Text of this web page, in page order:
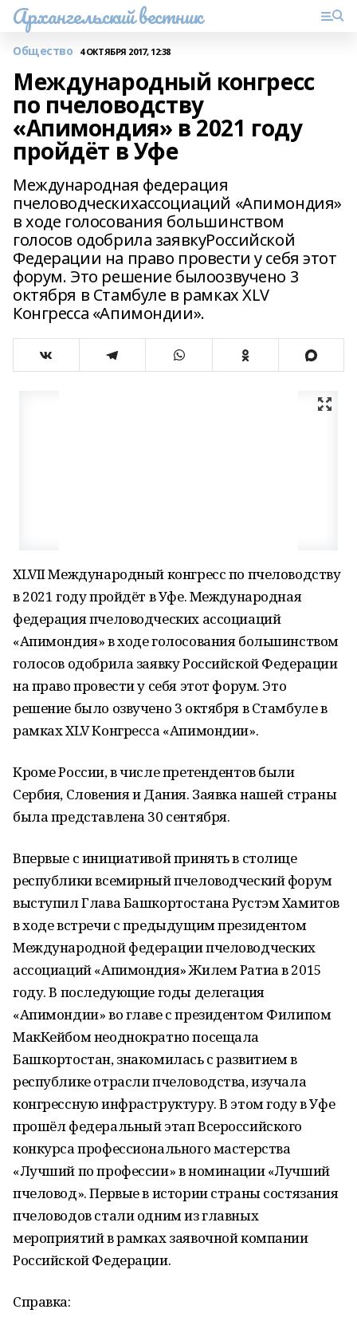
Архангельский вестник
Общество 4 ОКТЯБРЯ 2017, 12:38
Международный конгресс
по пчеловодству
«Апимондия» в 2021 году
пройдёт в Уфе
Международная федерация
пчеловодческихассоциаций «Апимондия»
в ходе голосования большинством
голосов одобрила заявкуРоссийской
Федерации на право провести у себя этот
форум. Это решение былоозвучено 3
октября в Стамбуле в рамках XLV
Конгресса «Апимондии».
XLVII Международный конгресс по пчеловодству
в 2021 году пройдёт в Уфе. Международная
федерация пчеловодческих ассоциаций
«Апимондия» в ходе голосования большинством
голосов одобрила заявку Российской Федерации
на право провести у себя этот форум. Это
решение было озвучено 3 октября в Стамбуле в
рамках XLV Конгресса «Апимондии».
Кроме России, в числе претендентов были
Сербия, Словения и Дания. Заявка нашей страны
была представлена 30 сентября.
Впервые с инициативой принять в столице
республики всемирный пчеловодческий форум
выступил Глава Башкортостана Рустэм Хамитов
в ходе встречи с предыдущим президентом
Международной федерации пчеловодческих
ассоциаций «Апимондия» Жилем Ратиа в 2015
году. В последующие годы делегация
«Апимондии» во главе с президентом Филипом
МакКейбом неоднократно посещала
Башкортостан, знакомилась с развитием в
республике отрасли пчеловодства, изучала
конгрессную инфраструктуру. В этом году в Уфе
прошёл федеральный этап Всероссийского
конкурса профессионального мастерства
«Лучший по профессии» в номинации «Лучший
пчеловод». Первые в истории страны состязания
пчеловодов стали одним из главных
мероприятий в рамках заявочной компании
Российской Федерации.
Справка: